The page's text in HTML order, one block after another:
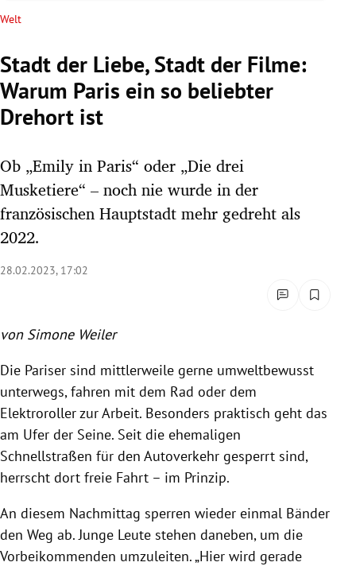
Untermenü
Untermenü
Untermenü
Untermenü
Untermenü
Untermenü
Welt
Stadt der Liebe, Stadt der Filme:
Warum Paris ein so beliebter
Drehort ist
Ob „Emily in Paris“ oder „Die drei
Musketiere“ – noch nie wurde in der
französischen Hauptstadt mehr gedreht als
2022.
28.02.2023, 17:02
von Simone Weiler
Die Pariser sind mittlerweile gerne umweltbewusst
unterwegs, fahren mit dem Rad oder dem
Elektroroller zur Arbeit. Besonders praktisch geht das
am Ufer der Seine. Seit die ehemaligen
Schnellstraßen für den Autoverkehr gesperrt sind,
herrscht dort freie Fahrt – im Prinzip.
An diesem Nachmittag sperren wieder einmal Bänder
den Weg ab. Junge Leute stehen daneben, um die
Vorbeikommenden umzuleiten. „Hier wird gerade